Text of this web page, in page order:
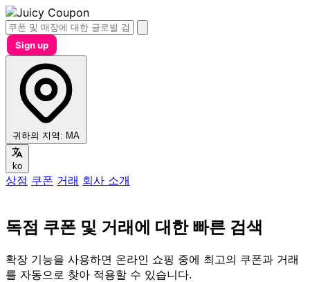
Sign up
귀하의 지역: MA
ko
상점 쿠폰 거래 회사 소개
독점 쿠폰 및 거래에 대한 빠른 검색
확장 기능을 사용하면 온라인 쇼핑 중에 최고의 쿠폰과 거래
를 자동으로 찾아 적용할 수 있습니다.